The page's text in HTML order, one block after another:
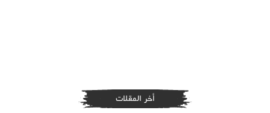
أخر المقلات